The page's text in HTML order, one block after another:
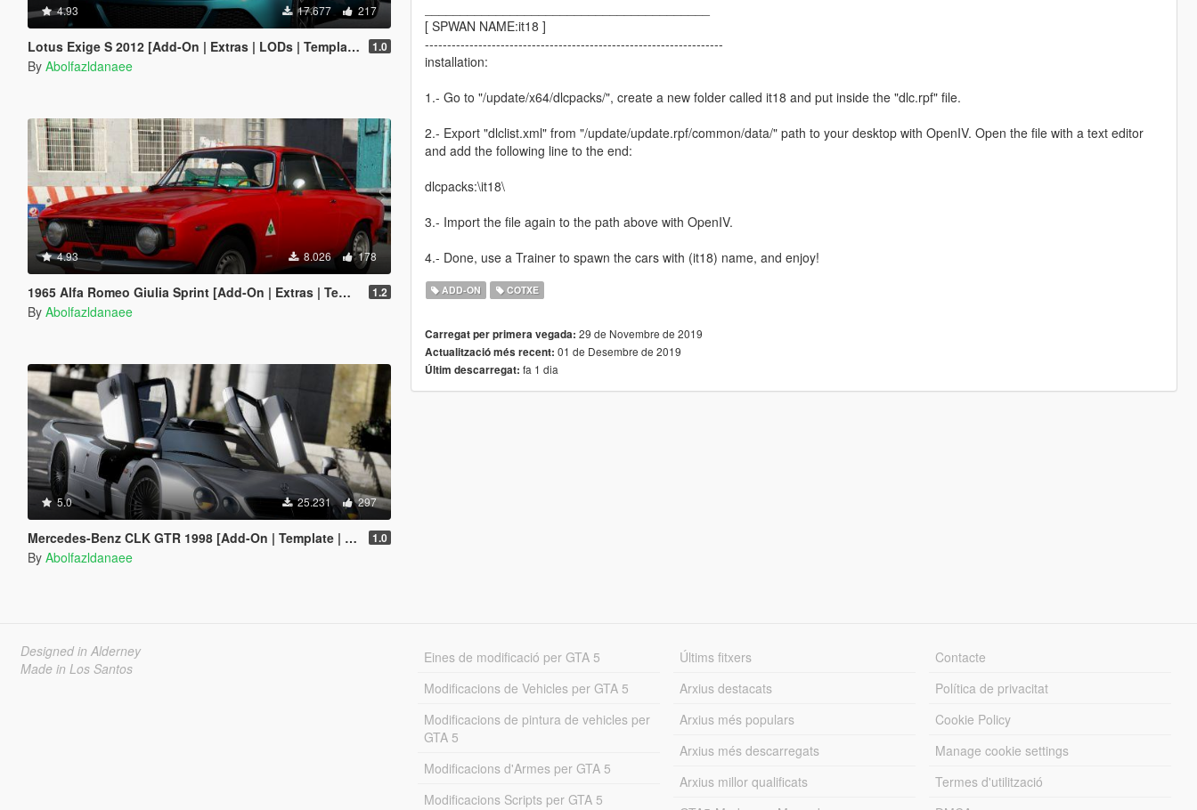
4.93 17.677 217
Lotus Exige S 2012 [Add-On | Extras | LODs | Template] 1.0
By Abolfazldanaee
4.93 8.026 178
1965 Alfa Romeo Giulia Sprint [Add-On | Extras | Template] 1.2
By Abolfazldanaee
5.0 25.231 297
Mercedes-Benz CLK GTR 1998 [Add-On | Template | Extras] 1.0
By Abolfazldanaee
[ SPWAN NAME:it18 ]
-------------------------------------------------------------------
installation:
1.- Go to "/update/x64/dlcpacks/", create a new folder called it18 and put inside the "dlc.rpf" file.
2.- Export "dlclist.xml" from "/update/update.rpf/common/data/" path to your desktop with OpenIV. Open the file with a text editor
and add the following line to the end:
dlcpacks:\it18\
3.- Import the file again to the path above with OpenIV.
4.- Done, use a Trainer to spawn the cars with (it18) name, and enjoy!
ADD-ON COTXE
Carregat per primera vegada: 29 de Novembre de 2019
Actualització més recent: 01 de Desembre de 2019
Últim descarregat: fa 1 dia
Designed in Alderney
Made in Los Santos
Eines de modificació per GTA 5
Modificacions de Vehicles per GTA 5
Modificacions de pintura de vehicles per
GTA 5
Modificacions d'Armes per GTA 5
Modificacions Scripts per GTA 5
Últims fitxers
Arxius destacats
Arxius més populars
Arxius més descarregats
Arxius millor qualificats
Contacte
Política de privacitat
Cookie Policy
Manage cookie settings
Termes d'utilització